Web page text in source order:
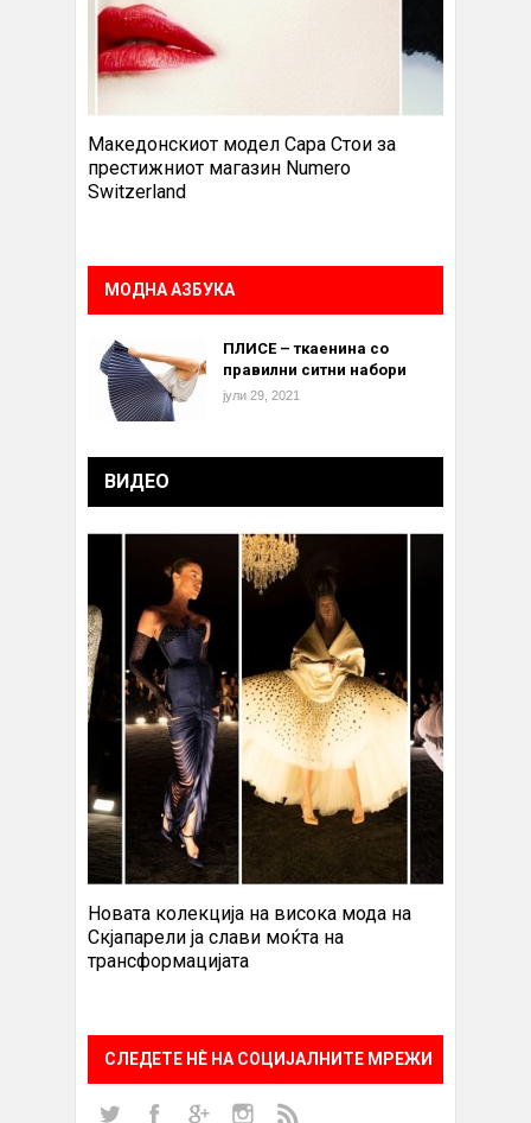
Македонскиот модел Сара Стои за
престижниот магазин Numero
Switzerland
МОДНА АЗБУКА
ПЛИСЕ – ткаенина со
правилни ситни набори
јули 29, 2021
ВИДЕО
Новата колекција на висока мода на
Скјапарели ја слави моќта на
трансформацијата
СЛЕДЕТЕ НÈ НА СОЦИЈАЛНИТЕ МРЕЖИ